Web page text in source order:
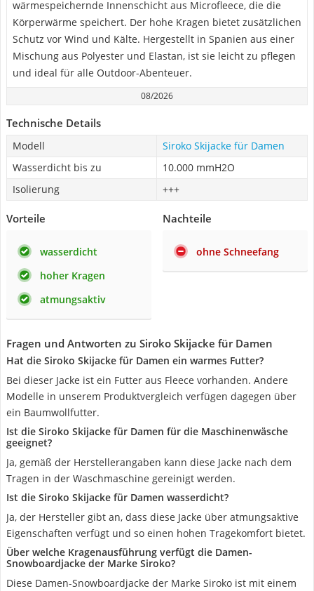
wärmespeichernde Innenschicht aus Microfleece, die die
Körperwärme speichert. Der hohe Kragen bietet zusätzlichen
Schutz vor Wind und Kälte. Hergestellt in Spanien aus einer
Mischung aus Polyester und Elastan, ist sie leicht zu pflegen
und ideal für alle Outdoor-Abenteuer.
08/2026
Technische Details
Modell
Siroko Skijacke für Damen
Wasserdicht bis zu
10.000 mmH2O
Isolierung
+++
Vorteile
wasserdicht
hoher Kragen
atmungsaktiv
Nachteile
ohne Schneefang
Fragen und Antworten zu Siroko Skijacke für Damen
Hat die Siroko Skijacke für Damen ein warmes Futter?
Bei dieser Jacke ist ein Futter aus Fleece vorhanden. Andere
Modelle in unserem Produktvergleich verfügen dagegen über
ein Baumwollfutter.
Ist die Siroko Skijacke für Damen für die Maschinenwäsche
geeignet?
Ja, gemäß der Herstellerangaben kann diese Jacke nach dem
Tragen in der Waschmaschine gereinigt werden.
Ist die Siroko Skijacke für Damen wasserdicht?
Ja, der Hersteller gibt an, dass diese Jacke über atmungsaktive
Eigenschaften verfügt und so einen hohen Tragekomfort bietet.
Über welche Kragenausführung verfügt die Damen-
Snowboardjacke der Marke Siroko?
Diese Damen-Snowboardjacke der Marke Siroko ist mit einem